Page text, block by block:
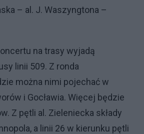
– al. J. Waszyngtona –
na trasy wyjadą
linii 509. Z ronda
można nimi pojechać w
i Gocławia. Więcej będzie
Z pętli al. Zieleniecka składy
a linii 26 w kierunku pętli